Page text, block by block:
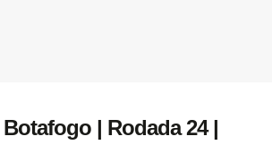
| Rodada 24 |